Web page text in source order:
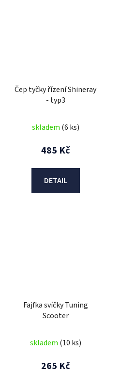
Čep tyčky řízení Shineray
- typ3
skladem (6 ks)
485 Kč
DETAIL
Fajfka svíčky Tuning
Scooter
skladem (10 ks)
265 Kč